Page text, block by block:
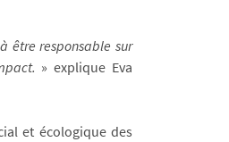
être responsable sur
» explique Eva
et écologique des